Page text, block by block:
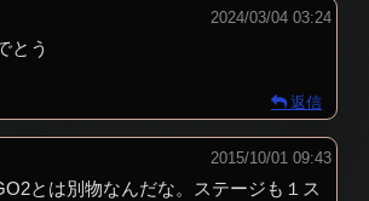
2024/03/04 03:24
とう
返信
2015/10/01 09:43
とは別物なんだな。ステージも１ス